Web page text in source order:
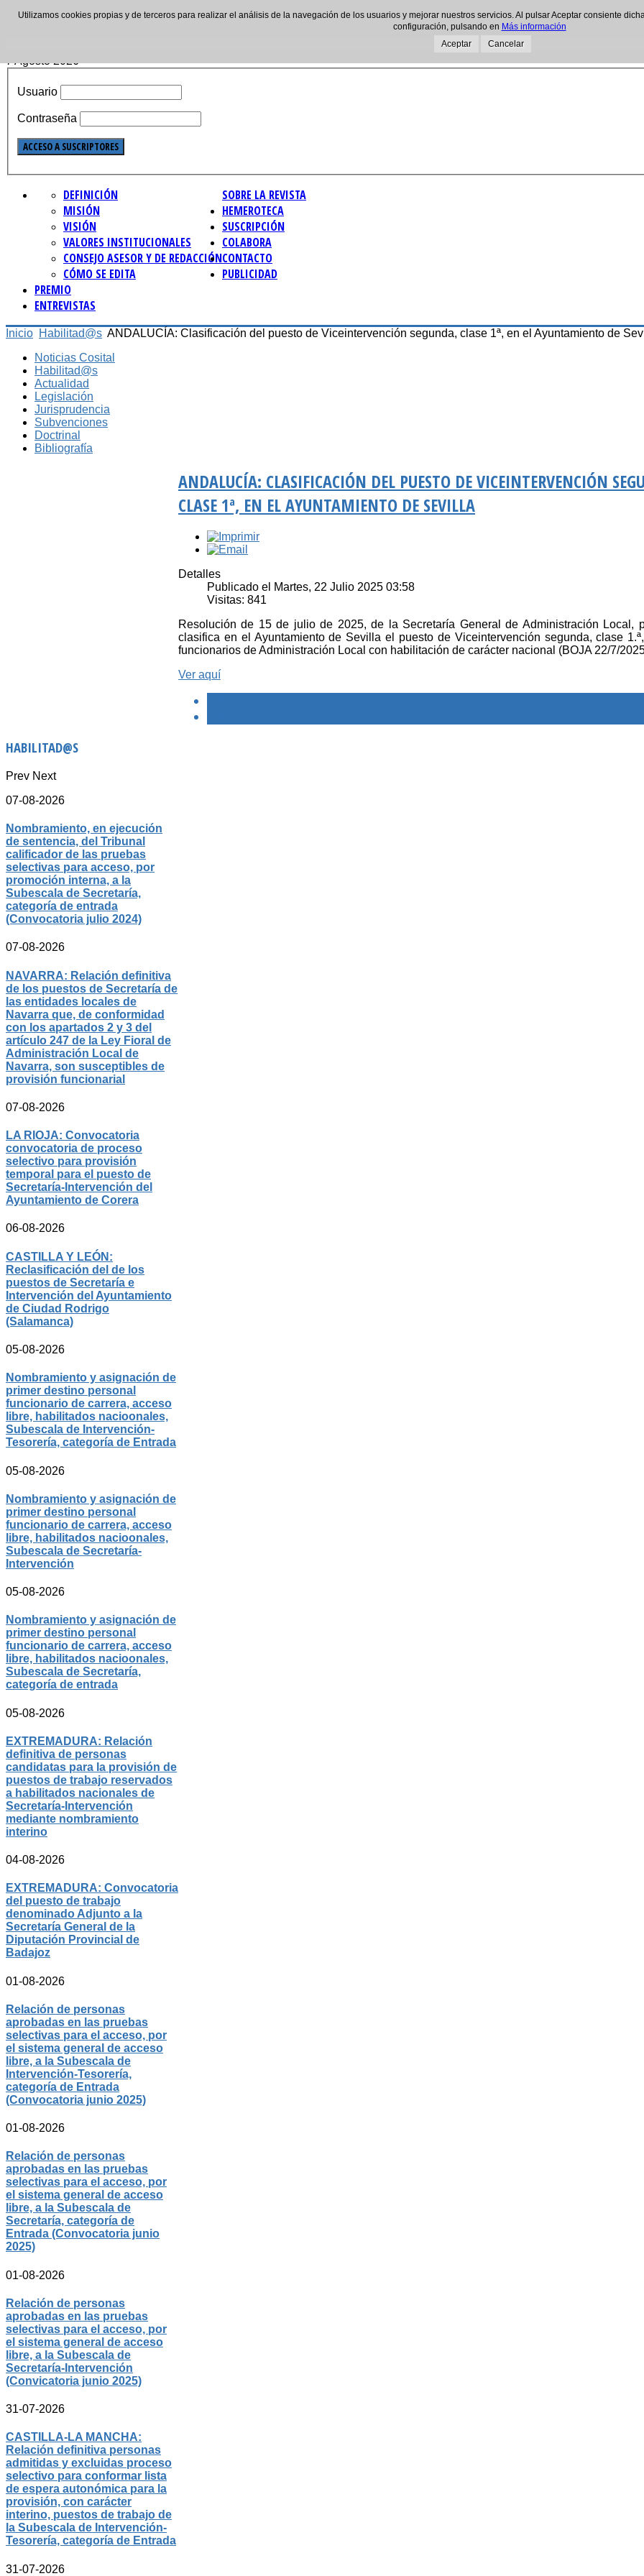
7 Agosto 2026
Usuario
Contraseña
SOBRE LA REVISTA
DEFINICIÓN
MISIÓN
VISIÓN
VALORES INSTITUCIONALES
CONSEJO ASESOR Y DE REDACCIÓN
CÓMO SE EDITA
HEMEROTECA
SUSCRIPCIÓN
COLABORA
CONTACTO
PUBLICIDAD
PREMIO
ENTREVISTAS
Inicio Habilitad@s ANDALUCÍA: Clasificación del puesto de Viceintervención segunda, clase 1ª, en el Ayuntamiento de
Noticias Cosital
Habilitad@s
Actualidad
Legislación
Jurisprudencia
Subvenciones
Doctrinal
Bibliografía
ANDALUCÍA: CLASIFICACIÓN DEL PUESTO DE VICEINTERVENCIÓN
CLASE 1ª, EN EL AYUNTAMIENTO DE SEVILLA
Detalles
Publicado el Martes, 22 Julio 2025 03:58
Visitas: 841
Resolución de 15 de julio de 2025, de la Secretaría General de Administración Local,
clasifica en el Ayuntamiento de Sevilla el puesto de Viceintervención segunda, clase
funcionarios de Administración Local con habilitación de carácter nacional (BOJA 22/7/
Ver aquí
HABILITAD@S
Prev Next
07-08-2026
Nombramiento, en ejecución
de sentencia, del Tribunal
calificador de las pruebas
selectivas para acceso, por
promoción interna, a la
Subescala de Secretaría,
categoría de entrada
(Convocatoria julio 2024)
07-08-2026
NAVARRA: Relación definitiva
de los puestos de Secretaría de
las entidades locales de
Navarra que, de conformidad
con los apartados 2 y 3 del
artículo 247 de la Ley Fioral de
Administración Local de
Navarra, son susceptibles de
provisión funcionarial
07-08-2026
LA RIOJA: Convocatoria
convocatoria de proceso
selectivo para provisión
temporal para el puesto de
Secretaría-Intervención del
Ayuntamiento de Corera
06-08-2026
CASTILLA Y LEÓN:
Reclasificación del de los
puestos de Secretaría e
Intervención del Ayuntamiento
de Ciudad Rodrigo
(Salamanca)
05-08-2026
Nombramiento y asignación de
primer destino personal
funcionario de carrera, acceso
libre, habilitados nacioonales,
Subescala de Intervención-
Tesorería, categoría de Entrada
05-08-2026
Nombramiento y asignación de
primer destino personal
funcionario de carrera, acceso
libre, habilitados nacioonales,
Subescala de Secretaría-
Intervención
05-08-2026
Nombramiento y asignación de
primer destino personal
funcionario de carrera, acceso
libre, habilitados nacioonales,
Subescala de Secretaría,
categoría de entrada
05-08-2026
EXTREMADURA: Relación
definitiva de personas
candidatas para la provisión de
puestos de trabajo reservados
a habilitados nacionales de
Secretaría-Intervención
mediante nombramiento
interino
04-08-2026
EXTREMADURA: Convocatoria
del puesto de trabajo
denominado Adjunto a la
Secretaría General de la
Diputación Provincial de
Badajoz
01-08-2026
Relación de personas
aprobadas en las pruebas
selectivas para el acceso, por
el sistema general de acceso
libre, a la Subescala de
Intervención-Tesorería,
categoría de Entrada
(Convocatoria junio 2025)
01-08-2026
Relación de personas
aprobadas en las pruebas
selectivas para el acceso, por
el sistema general de acceso
libre, a la Subescala de
Secretaría, categoría de
Entrada (Convocatoria junio
2025)
01-08-2026
Relación de personas
aprobadas en las pruebas
selectivas para el acceso, por
el sistema general de acceso
libre, a la Subescala de
Secretaría-Intervención
(Convicatoria junio 2025)
31-07-2026
CASTILLA-LA MANCHA:
Relación definitiva personas
admitidas y excluidas proceso
selectivo para conformar lista
de espera autonómica para la
provisión, con carácter
interino, puestos de trabajo de
la Subescala de Intervención-
Tesorería, categoría de Entrada
31-07-2026
Utilizamos cookies propias y de terceros para realizar el análisis de la navegación de los usuarios y mejorar nuestros servicios. Al pulsar Aceptar consiente
configuración, pulsando en Más información
Aceptar
Cancelar